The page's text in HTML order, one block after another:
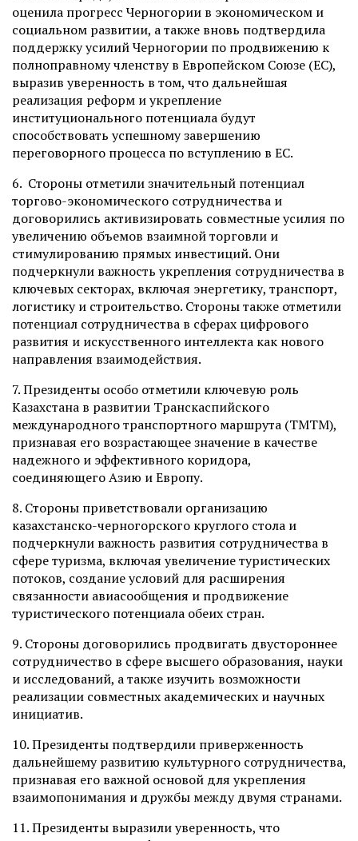
оценила прогресс Черногории в экономическом и
социальном развитии, а также вновь подтвердила
поддержку усилий Черногории по продвижению к
полноправному членству в Европейском Союзе (ЕС),
выразив уверенность в том, что дальнейшая
реализация реформ и укрепление
институционального потенциала будут
способствовать успешному завершению
переговорного процесса по вступлению в ЕС.
6. Стороны отметили значительный потенциал
торгово-экономического сотрудничества и
договорились активизировать совместные усилия по
увеличению объемов взаимной торговли и
стимулированию прямых инвестиций. Они
подчеркнули важность укрепления сотрудничества в
ключевых секторах, включая энергетику, транспорт,
логистику и строительство. Стороны также отметили
потенциал сотрудничества в сферах цифрового
развития и искусственного интеллекта как нового
направления взаимодействия.
7. Президенты особо отметили ключевую роль
Казахстана в развитии Транскаспийского
международного транспортного маршрута (ТМТМ),
признавая его возрастающее значение в качестве
надежного и эффективного коридора,
соединяющего Азию и Европу.
8. Стороны приветствовали организацию
казахстанско-черногорского круглого стола и
подчеркнули важность развития сотрудничества в
сфере туризма, включая увеличение туристических
потоков, создание условий для расширения
связанности авиасообщения и продвижение
туристического потенциала обеих стран.
9. Стороны договорились продвигать двустороннее
сотрудничество в сфере высшего образования, науки
и исследований, а также изучить возможности
реализации совместных академических и научных
инициатив.
10. Президенты подтвердили приверженность
дальнейшему развитию культурного сотрудничества,
признавая его важной основой для укрепления
взаимопонимания и дружбы между двумя странами.
11. Президенты выразили уверенность, что